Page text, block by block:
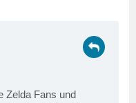
Zelda Fans und